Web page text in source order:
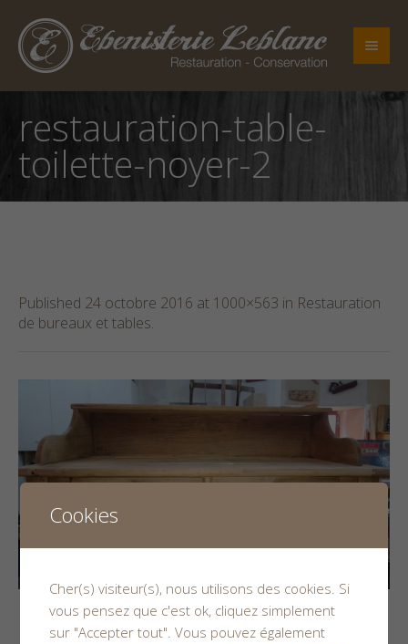
restauration-table-
toilette-noyer-2
Published 24 octobre 2016 at 1000×563 in Restauration
de bureaux et tables.
Cookies
Cher(s) visiteur(s), nous utilisons des cookies. Si
vous pensez que c'est ok, cliquez simplement
sur "Accepter tout". Vous pouvez également